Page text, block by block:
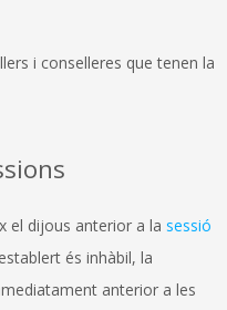
i conselleres que tenen la
el dijous anterior a la sessió
és inhàbil, la
anterior a les